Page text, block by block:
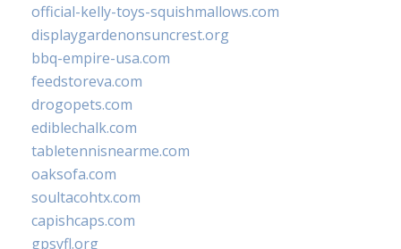
official-kelly-toys-squishmallows.com
displaygardenonsuncrest.org
bbq-empire-usa.com
feedstoreva.com
drogopets.com
ediblechalk.com
tabletennisnearme.com
oaksofa.com
soultacohtx.com
capishcaps.com
gpsyfl.org